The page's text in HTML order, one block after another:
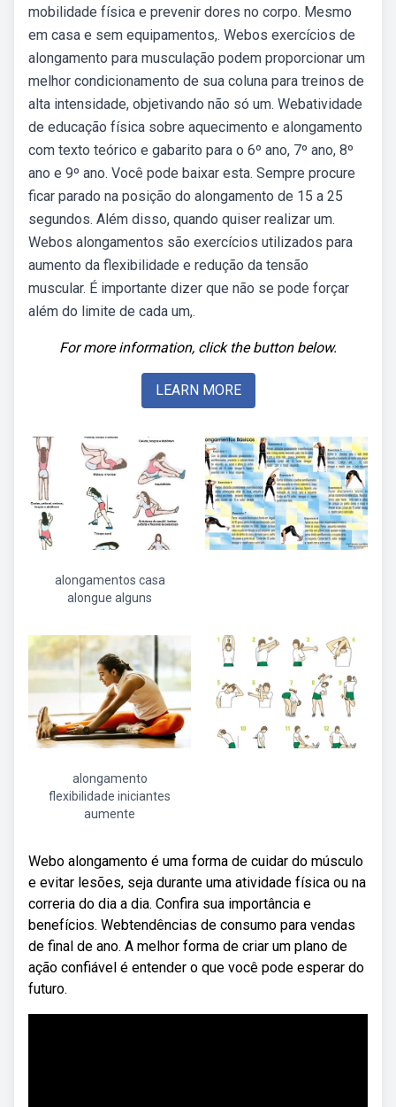
mobilidade física e prevenir dores no corpo. Mesmo
em casa e sem equipamentos,. Webos exercícios de
alongamento para musculação podem proporcionar um
melhor condicionamento de sua coluna para treinos de
alta intensidade, objetivando não só um. Webatividade
de educação física sobre aquecimento e alongamento
com texto teórico e gabarito para o 6º ano, 7º ano, 8º
ano e 9º ano. Você pode baixar esta. Sempre procure
ficar parado na posição do alongamento de 15 a 25
segundos. Além disso, quando quiser realizar um.
Webos alongamentos são exercícios utilizados para
aumento da flexibilidade e redução da tensão
muscular. É importante dizer que não se pode forçar
além do limite de cada um,.
For more information, click the button below.
LEARN MORE
alongamentos casa
alongue alguns
alongamento
flexibilidade iniciantes
aumente
Webo alongamento é uma forma de cuidar do músculo
e evitar lesões, seja durante uma atividade física ou na
correria do dia a dia. Confira sua importância e
benefícios. Webtendências de consumo para vendas
de final de ano. A melhor forma de criar um plano de
ação confiável é entender o que você pode esperar do
futuro.